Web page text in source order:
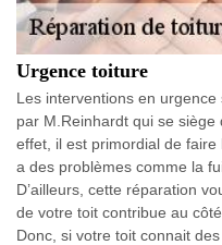
Urgence toiture
Les interventions en
par M.Reinhardt qui se
effet, il est primordial de faire
a des problèmes comme la
D’ailleurs, cette réparation
de votre toit contribue au
Donc, si votre toit connait